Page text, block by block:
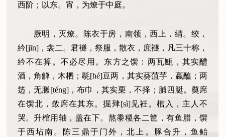
西阶；以东。宵，为燎于中庭。
厥明，灭燎。陈衣于房，南领，西上，綪。绞，
紟[jīn]，衾二。君襚，祭服，散衣，庶襚，凡三十称，
紟不在算。不必尽用。东方之馔：两瓦甒，其实醴
酒，角觯，木柶；毼[hé]豆两，其实葵菹芋，蠃醢；两
笾，无縢[téng]，布巾，其实栗，不择；脯四脡。奠席
在馔北，敛席在其东。掘肂[sì]见衽。棺入，主人不
哭。升棺用轴，盖在下。熬黍稷各二筐，有鱼腊，馔
于西坫南。陈三鼎于门外，北上。豚合升，鱼鲐